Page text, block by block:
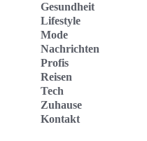
Gesundheit
Lifestyle
Mode
Nachrichten
Profis
Reisen
Tech
Zuhause
Kontakt